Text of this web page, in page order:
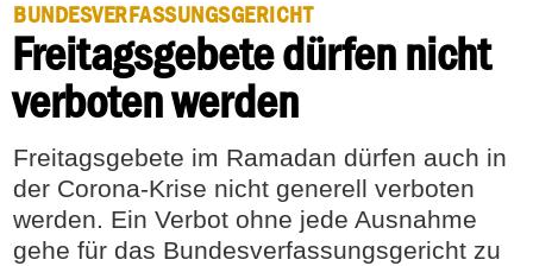
PANORAMA
FEUILLETON
DEBATTE
BUNDESVERFASSUNGSGERICHT
Freitagsgebete dürfen nicht
verboten werden
Freitagsgebete im Ramadan dürfen auch in
der Corona-Krise nicht generell verboten
werden. Ein Verbot ohne jede Ausnahme
gehe für das Bundesverfassungsgericht zu